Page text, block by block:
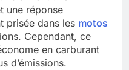
une réponse
prisée dans les motos
Cependant, ce
en carburant
d’émissions.